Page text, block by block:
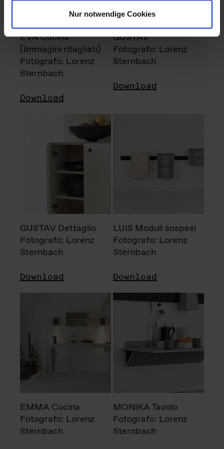
Nur notwendige Cookies
EVA Cucina
(Immagini ritagliati)
Fotografo: Lorenz
Sternbach
Download
GUSTAV
Fotografo: Lorenz
Sternbach
Download
GUSTAV Dettaglio
Fotografo: Lorenz
Sternbach
Download
LUIS Moduli sospesi
Fotografo: Lorenz
Sternbach
Download
EMMA Cucina
Fotografo: Lorenz
Sternbach
MONIKA Tavolo
Fotografo: Lorenz
Sternbach